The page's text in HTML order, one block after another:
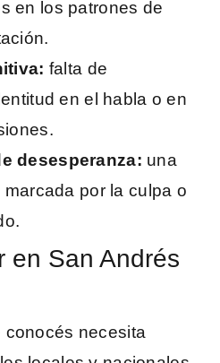
en los patrones de
falta de
en el habla o en
desesperanza: una
por la culpa o
en San Andrés
conocés necesita